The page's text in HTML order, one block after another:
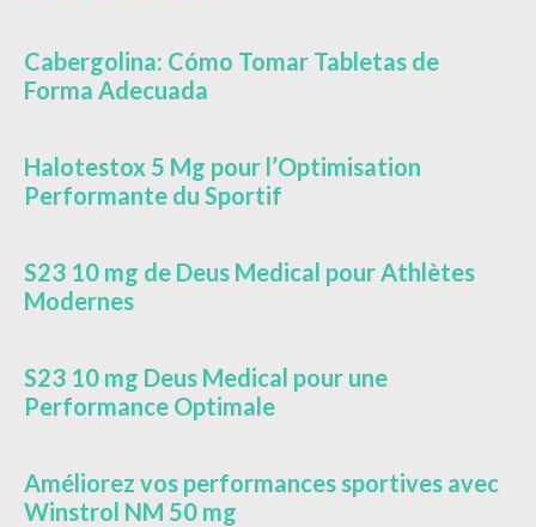
Cabergolina: Cómo Tomar Tabletas de
Forma Adecuada
Halotestox 5 Mg pour l’Optimisation
Performante du Sportif
S23 10 mg de Deus Medical pour Athlètes
Modernes
S23 10 mg Deus Medical pour une
Performance Optimale
Améliorez vos performances sportives avec
Winstrol NM 50 mg